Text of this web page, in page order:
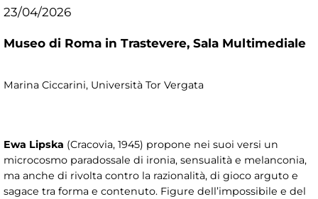
23/04/2026
Museo di Roma in Trastevere, Sala Multimediale
Marina Ciccarini, Università Tor Vergata
Ewa Lipska (Cracovia, 1945) propone nei suoi versi un
microcosmo paradossale di ironia, sensualità e melanconia,
ma anche di rivolta contro la razionalità, di gioco arguto e
sagace tra forma e contenuto. Figure dell’impossibile e del